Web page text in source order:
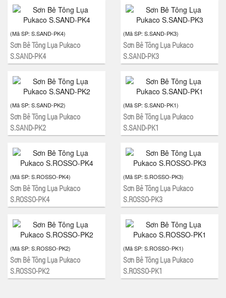
(Mã SP: S.SAND-PK4)
Sơn Bê Tông Lụa Pukaco
S.SAND-PK4
(Mã SP: S.SAND-PK3)
Sơn Bê Tông Lụa Pukaco
S.SAND-PK3
(Mã SP: S.SAND-PK2)
Sơn Bê Tông Lụa Pukaco
S.SAND-PK2
(Mã SP: S.SAND-PK1)
Sơn Bê Tông Lụa Pukaco
S.SAND-PK1
(Mã SP: S.ROSSO-PK4)
Sơn Bê Tông Lụa Pukaco
S.ROSSO-PK4
(Mã SP: S.ROSSO-PK3)
Sơn Bê Tông Lụa Pukaco
S.ROSSO-PK3
(Mã SP: S.ROSSO-PK2)
Sơn Bê Tông Lụa Pukaco
S.ROSSO-PK2
(Mã SP: S.ROSSO-PK1)
Sơn Bê Tông Lụa Pukaco
S.ROSSO-PK1